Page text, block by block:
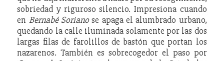
sobriedad y riguroso silencio. Impresiona cuando
en Bernabé Sorianose apaga el alumbrado urbano,
quedando la calle iluminada solamente por las dos
largas filas de farolillos de bastón que portan los
nazarenos. También es sobrecogedor el paso por